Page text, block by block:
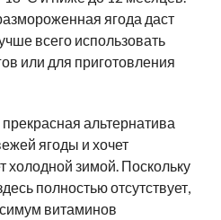
ягода даст
всего использовать
или для приготовления
альтернатива
ягоды и хочет
холодной зимой. Поскольку
полностью отсутствует,
витаминов